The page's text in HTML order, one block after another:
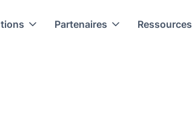
Partenaires Ressources